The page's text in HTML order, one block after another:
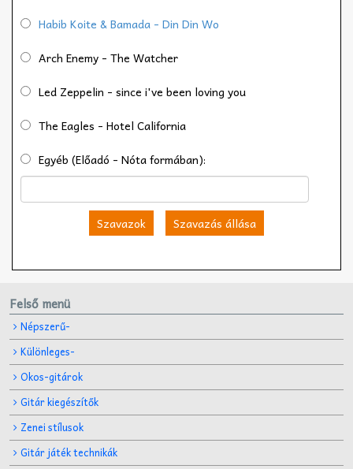
Habib Koite & Bamada - Din Din Wo
Arch Enemy - The Watcher
Led Zeppelin - since i've been loving you
The Eagles - Hotel California
Egyéb (Előadó - Nóta formában):
Szavazok Szavazás állása
Felső menü
Népszerű-
Különleges-
Okos-gitárok
Gitár kiegészítők
Zenei stílusok
Gitár játék technikák